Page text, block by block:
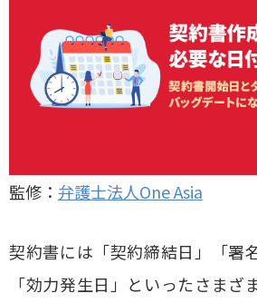
監修： 弁護士法人One Asia
契約書には「契約締結日」「署
「効力発生日」といったさまざ